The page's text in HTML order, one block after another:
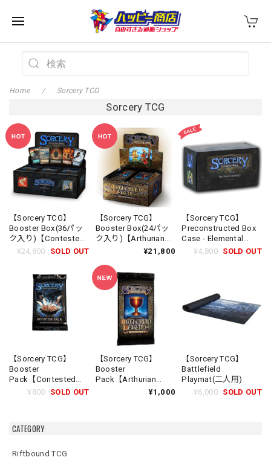
CATEGORY
Riftbound TCG
Home Sorcery TCG
Sorcery TCG
【Sorcery TCG】
Booster Box(36パッ
ク入り)【Contested
Realm Beta】《英語
¥24,800 SOLD OUT
【Sorcery TCG】
Booster Box(24パッ
ク入り)【Arthurian
Legends】《英語¥21,800
【Sorcery TCG】
Preconstructed Box
Case - Elemental
【Contested Realm
¥4,800 SOLD OUT
【Sorcery TCG】
Booster
Pack【Contested
Realm Beta】《英語
¥800 SOLD OUT
【Sorcery TCG】
Booster
Pack【Arthurian
Legends】《英語¥1,000
【Sorcery TCG】
Battlefield
Playmat(二人用)
¥6,000 SOLD OUT